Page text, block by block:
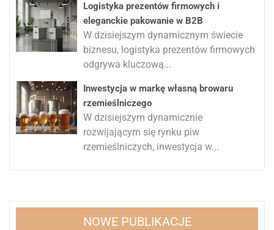
Logistyka prezentów firmowych i
eleganckie pakowanie w B2B
W dzisiejszym dynamicznym świecie
biznesu, logistyka prezentów firmowych
odgrywa kluczową...
Inwestycja w markę własną browaru
rzemieślniczego
W dzisiejszym dynamicznie
rozwijającym się rynku piw
rzemieślniczych, inwestycja w...
NOWE PUBLIKACJE